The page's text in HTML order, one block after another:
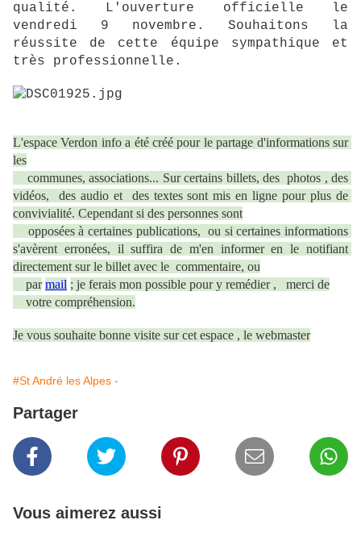
qualité. L'ouverture officielle le
vendredi 9 novembre. Souhaitons la
réussite de cette équipe sympathique et
très professionnelle.
L'espace Verdon info a été créé pour le partage d'informations sur
les
vidéos,  des audio et  des textes sont mis en ligne pour plus de
convivialité. Cependant si des personnes sont
s'avèrent erronées, il suffira de m'en informer en le notifiant
directement sur le billet avec le  commentaire, ou
    par
mail ; je ferais mon possible pour y remédier ,   merci de
    votre compréhension.
Je vous souhaite bonne visite sur cet espace , le webmaster
#St André les Alpes -
Partager
Vous aimerez aussi